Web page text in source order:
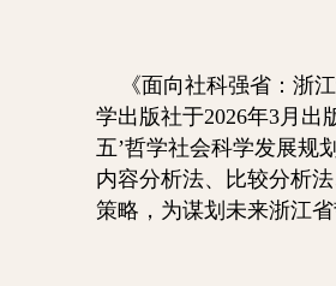
《面向社科强省：浙
学出版社于2026年3月出
五’哲学社会科学发展规
内容分析法、比较分析
策略，为谋划未来浙江